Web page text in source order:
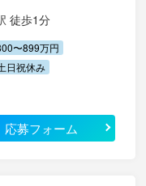
徒歩1分
〜899万円
日祝休み
応募フォーム